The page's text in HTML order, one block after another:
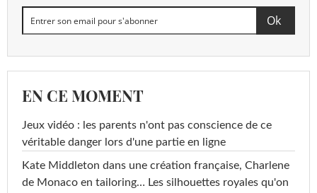
EN CE MOMENT
Jeux vidéo : les parents n'ont pas conscience de ce
véritable danger lors d'une partie en ligne
Kate Middleton dans une création française, Charlene
de Monaco en tailoring… Les silhouettes royales qu'on